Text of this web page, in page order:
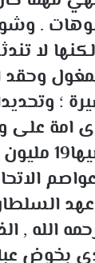
.
لا
وحقد
؛
على
الله ,
بخوض